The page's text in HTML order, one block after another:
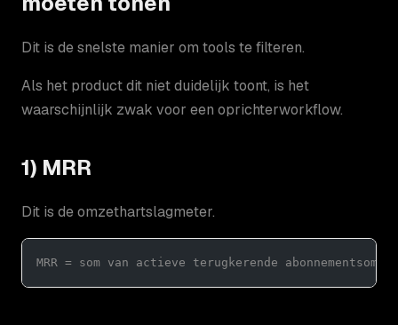
Dit is de snelste manier om tools te filteren.
Als het product dit niet duidelijk toont, is het
waarschijnlijk zwak voor een oprichterworkflow.
1) MRR
Dit is de omzethartslagmeter.
MRR = som van actieve terugkerende